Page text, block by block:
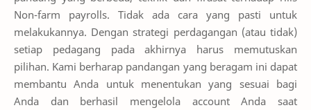
Non-farm payrolls. Tidak ada cara yang pasti untuk
melakukannya. Dengan strategi perdagangan (atau tidak)
setiap pedagang pada akhirnya harus memutuskan
pilihan. Kami berharap pandangan yang beragam ini dapat
membantu Anda untuk menentukan yang sesuai bagi
Anda dan berhasil mengelola account Anda saat